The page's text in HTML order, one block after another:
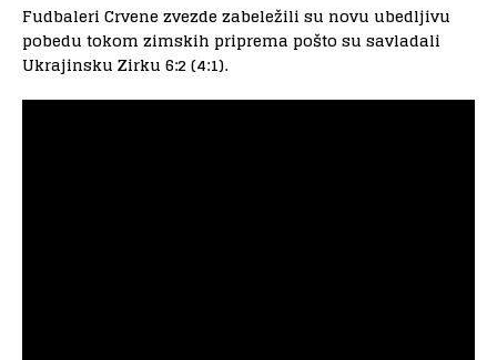
Fudbaleri Crvene zvezde zabeležili su novu ubedljivu
pobedu tokom zimskih priprema pošto su savladali
Ukrajinsku Zirku 6:2 (4:1).